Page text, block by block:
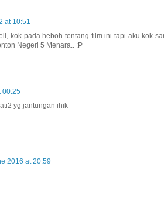
at 10:51
kok pada heboh tentang film ini tapi aku kok
Negeri 5 Menara.. :P
00:25
yg jantungan ihik
2016 at 20:59